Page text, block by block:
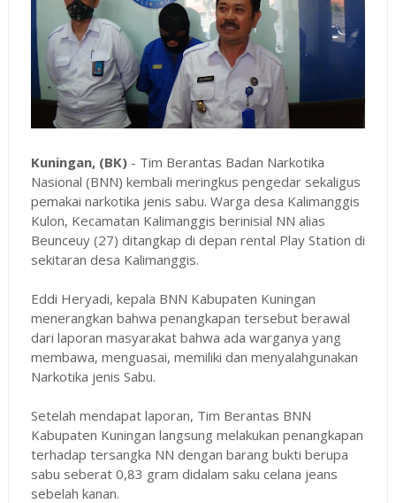
Kuningan, (BK)- Tim Berantas Badan Narkotika
Nasional (BNN) kembali meringkus pengedar sekaligus
pemakai narkotika jenis sabu. Warga desa Kalimanggis
Kulon, Kecamatan Kalimanggis berinisial NN alias
Beunceuy (27) ditangkap di depan rental Play Station di
sekitaran desa Kalimanggis.
Eddi Heryadi, kepala BNN Kabupaten Kuningan
menerangkan bahwa penangkapan tersebut berawal
dari laporan masyarakat bahwa ada warganya yang
membawa, menguasai, memiliki dan menyalahgunakan
Narkotika jenis Sabu.
Setelah mendapat laporan, Tim Berantas BNN
Kabupaten Kuningan langsung melakukan penangkapan
terhadap tersangka NN dengan barang bukti berupa
sabu seberat 0,83 gram didalam saku celana jeans
sebelah kanan.